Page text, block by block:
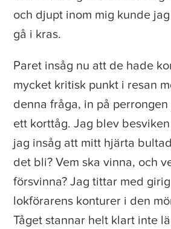
och djupt inom mig kunde
gå i kras.
Paret insåg nu att de hade
mycket kritisk punkt i resan
denna fråga, in på
ett korttåg. Jag blev
jag insåg att mitt hjärta
det bli? Vem ska vinna, och
försvinna? Jag tittar med
lokförarens konturer i den
Tåget stannar helt klart inte